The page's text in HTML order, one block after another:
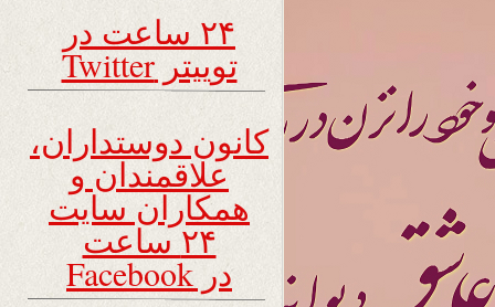
۲۴ ساعت در
توییتر Twitter
کانون دوستداران،
علاقمندان و
همکاران سایت
۲۴ ساعت
در Facebook